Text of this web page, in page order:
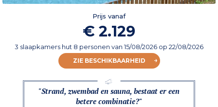
Prijs vanaf
€ 2.129
3 slaapkamers hut 8 personen van15/08/2026 op 22/08/2026
ZIE BESCHIKBAARHEID
"Strand, zwembad en sauna, bestaat er een
betere combinatie?"